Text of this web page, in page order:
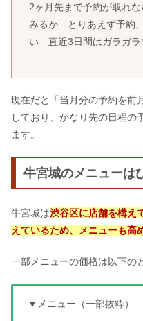
2ヶ月先まで予約が取れ
みるか とりあえず予約
い 直近3日間はガラガ
現在だと「当月分の予約を前
しており、かなり先の日程の
ます。
牛宮城のメニューは
牛宮城は渋谷区に店舗を構え
えているため、メニューも高
一部メニューの価格は以下の
▼メニュー（一部抜粋）